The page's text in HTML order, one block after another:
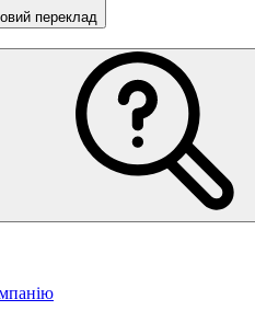
переклад